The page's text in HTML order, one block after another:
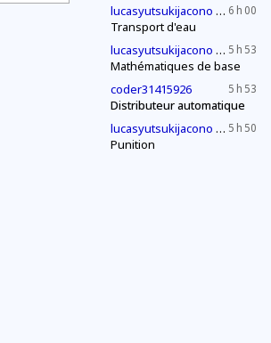
6 h 00
lucasyutsukijacono 2030
Transport d'eau
5 h 53
lucasyutsukijacono 2030
Mathématiques de base
5 h 53
coder31415926
Distributeur automatique
5 h 50
lucasyutsukijacono 2030
Punition